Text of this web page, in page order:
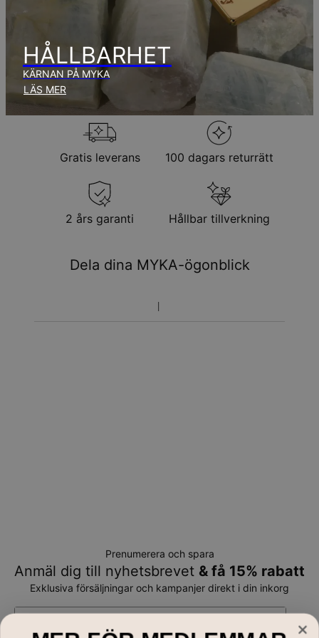
produktionstid.
Returpolicy
Observera att personliga smycken är unika och endast kan
returneras för utbyte eller butikskredit
HÅLLBARHET
KÄRNAN PÅ MYKA
LÄS MER
Gratis leverans 100 dagars returrätt
2 års garanti Hållbar tillverkning
Dela dina MYKA-ögonblick
Prenumerera och spara
Anmäl dig till nyhetsbrevet & få 15% rabatt
Exklusiva försäljningar och kampanjer direkt i din inkorg